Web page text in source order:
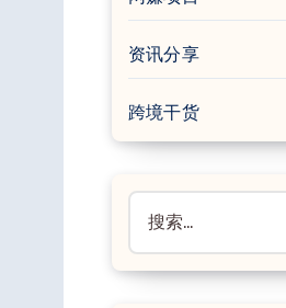
资讯分享
跨境干货
索：